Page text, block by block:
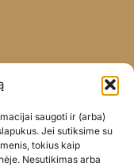
saugoti ir (arba)
Jei sutiksime su
tokius kaip
Nesutikimas arba